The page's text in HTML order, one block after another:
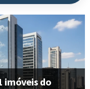
imóveis do